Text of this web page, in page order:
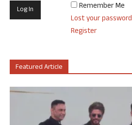
Remember Me
Lost your
Register
Featured Article